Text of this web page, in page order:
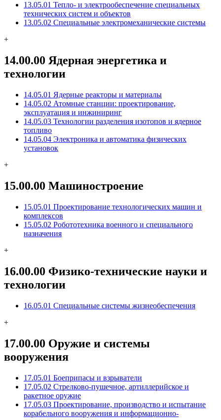
13.05.01 Тепло- и электрообеспечение специальных
технических систем и объектов
13.05.02 Специальные электромеханические системы
+
14.00.00 Ядерная энергетика и
технологии
14.05.01 Ядерные реакторы и материалы
14.05.02 Атомные станции: проектирование,
эксплуатация и инжиниринг
14.05.03 Технологии разделения изотопов и ядерное
топливо
14.05.04 Электроника и автоматика физических
установок
+
15.00.00 Машиностроение
15.05.01 Проектирование технологических машин и
комплексов
15.05.02 Робототехника военного и специального
назначения
+
16.00.00 Физико-технические науки и
технологии
16.05.01 Специальные системы жизнеобеспечения
+
17.00.00 Оружие и системы
вооружения
17.05.01 Боеприпасы и взрыватели
17.05.02 Стрелково-пушечное, артиллерийское и
ракетное оружие
17.05.03 Проектирование, производство и испытание
корабельного вооружения и информационно-